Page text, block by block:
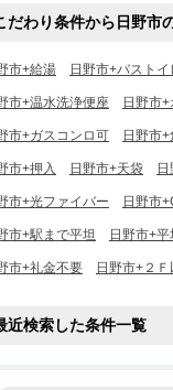
だわり条件から日野市
市+給湯 日野市+バストイ
市+温水洗浄便座 日野市
市+ガスコンロ可 日野市
市+押入 日野市+天袋
市+光ファイバー 日野市
市+駅まで平坦 日野市+平
市+礼金不要 日野市+２Ｆ
近検索した条件一覧